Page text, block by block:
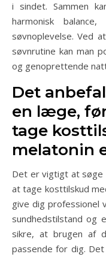
i sindet. Sammen
harmonisk
søvnoplevelse. Ved
søvnrutine kan man
og genoprettende
Det
en læge,
tage
melatonin
Det er vigtigt at søge
at tage kosttilskud
give dig professionel
sundhedstilstand og
sikre, at brugen af
passende for dig.